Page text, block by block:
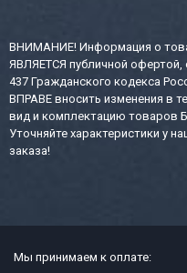
ВНИМАНИЕ! Информация о
ЯВЛЯЕТСЯ публичной
437 Гражданского кодекса
ВПРАВЕ вносить изменения в
вид и комплектацию товаров
Уточняйте характеристики у
заказа!
Мы принимаем к оплате: